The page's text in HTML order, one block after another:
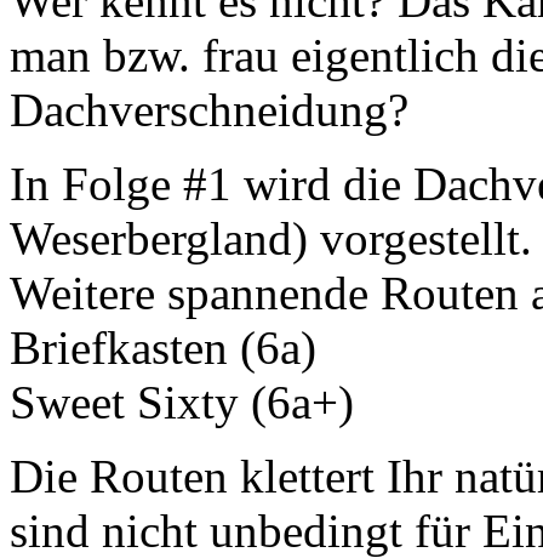
man bzw. frau eigentlich
Dachverschneidung?
In Folge #1 wird die
Weserbergland) vorgestellt.
Weitere spannende Routen
Briefkasten (6a)
Sweet Sixty (6a+)
Die Routen klettert Ihr
sind nicht unbedingt für